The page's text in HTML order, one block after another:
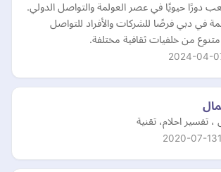
دورًا حيويًا في عصر العولمة والتواصل الدولي.
في دبي فرصًا للشركات والأفراد للتواصل
من خلفيات ثقافية مختلفة.
2024-04-
تفسير احلام، تقنية
2020-07-13